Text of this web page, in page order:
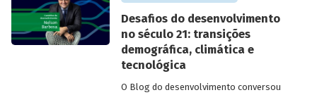
Desafios do desenvolvimento
no século 21: transições
demográfica, climática e
tecnológica
O Blog do desenvolvimento conversou